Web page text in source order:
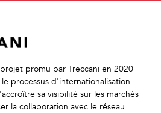
promu par Treccani en 2020
processus d'internationalisation
sa visibilité sur les marchés
la collaboration avec le réseau